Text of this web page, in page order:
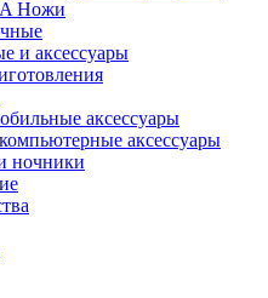
Ножи
и аксессуары
аксессуары
аксессуары
ночники